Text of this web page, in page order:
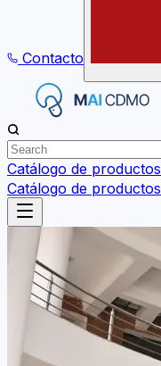
Contacto
Catálogo de productos
Catálogo de productos